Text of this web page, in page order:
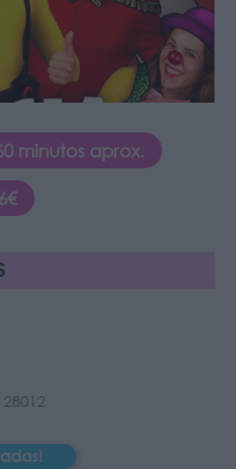
minutos aprox.